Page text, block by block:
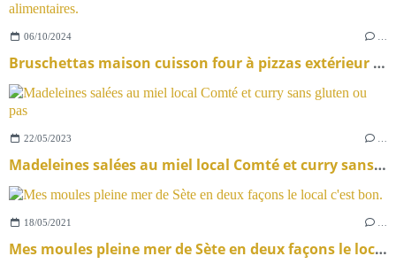
06/10/2024
Bruschettas maison cuisson four à pizzas extérieur aux granulés alimentaires.
22/05/2023
Madeleines salées au miel local Comté et curry sans gluten ou pas
18/05/2021
Mes moules pleine mer de Sète en deux façons le local c'est bon.